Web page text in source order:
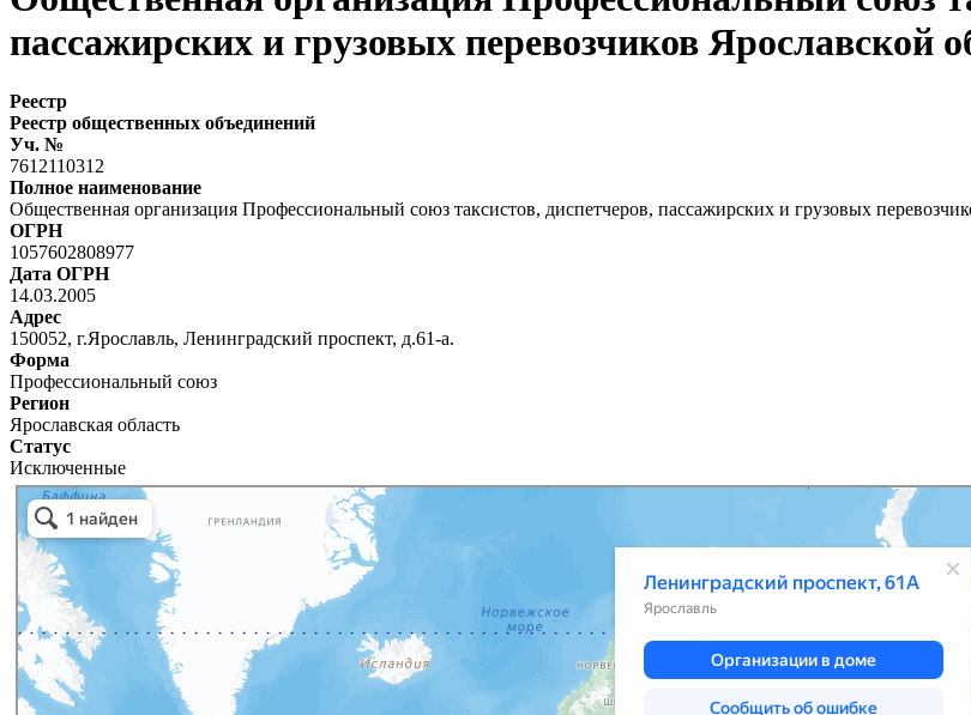
пассажирских и грузовых перевозчиков Ярославской
Реестр
Реестр общественных объединений
Уч. №
7612110312
Полное наименование
Общественная организация Профессиональный союз таксистов, диспетчеров, пассажирских и грузовых
ОГРН
1057602808977
Дата ОГРН
14.03.2005
Адрес
150052, г.Ярославль, Ленинградский проспект, д.61-а.
Форма
Профессиональный союз
Регион
Ярославская область
Статус
Исключенные